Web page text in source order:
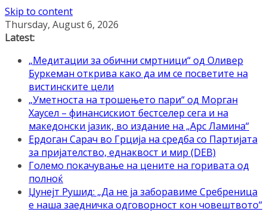
Skip to content
Thursday, August 6, 2026
Latest:
„Медитации за обични смртници“ од Оливер
Буркеман открива како да им се посветите на
вистинските цели
„Уметноста на трошењето пари“ од Морган
Хаусел – финансискиот бестселер сега и на
македонски јазик, во издание на „Арс Ламина“
Ердоган Сарач во Грција на средба со Партијата
за пријателство, еднаквост и мир (DEB)
Големо покачување на цените на горивата од
полноќ
Џунејт Рушид: „Да не ја заборавиме Сребреница
е наша заедничка одговорност кон човештвото“